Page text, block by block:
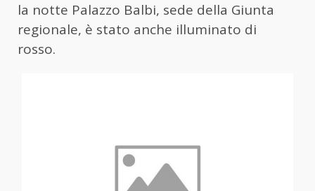
la notte Palazzo Balbi, sede della Giunta
regionale, è stato anche illuminato di
rosso.